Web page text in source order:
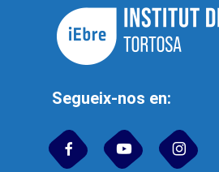
Segueix-nos en: